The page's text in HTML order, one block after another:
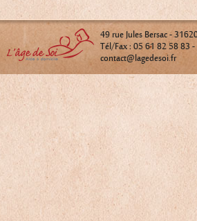
49 rue Jules Bersac -
Tél/Fax : 05 61 82 58 83
contact@lagedesoi.fr